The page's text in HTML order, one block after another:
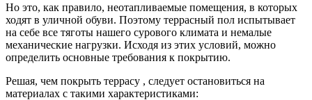
Но это, как правило, неотапливаемые помещения, в которых
ходят в уличной обуви. Поэтому террасный пол испытывает
на себе все тяготы нашего сурового климата и немалые
механические нагрузки. Исходя из этих условий, можно
определить основные требования к покрытию.
Решая, чем покрыть террасу , следует остановиться на
материалах с такими характеристиками: